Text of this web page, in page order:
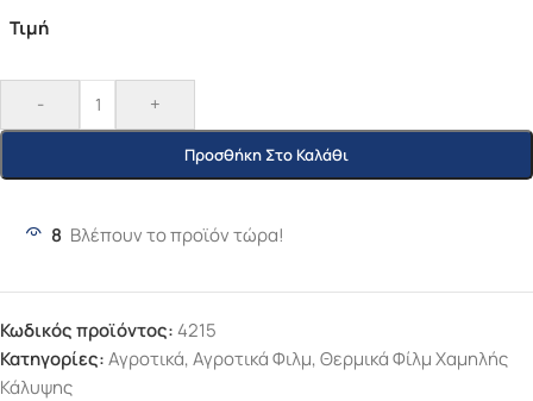
Τιμή
- +
Προσθήκη Στο Καλάθι
8 Βλέπουν το προϊόν τώρα!
Κωδικός προϊόντος:4215
Κατηγορίες:Αγροτικά,Αγροτικά Φιλμ,Θερμικά Φίλμ Χαμηλής
Κάλυψης